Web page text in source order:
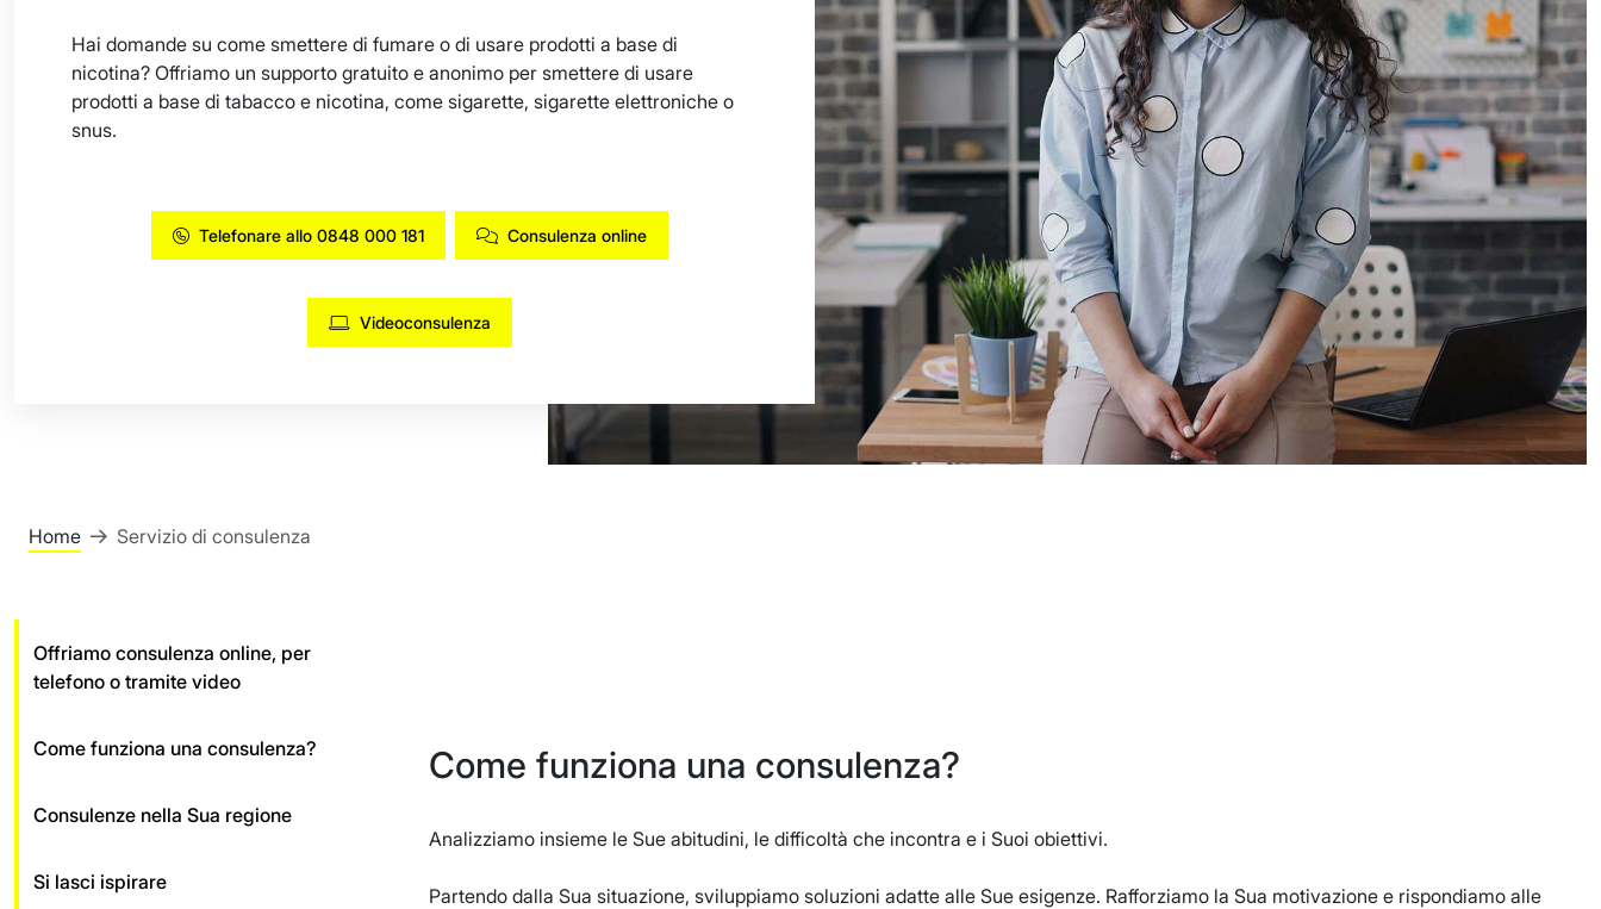
Hai domande su come smettere di fumare o di usare prodotti a base di
nicotina? Offriamo un supporto gratuito e anonimo per smettere di usare
prodotti a base di tabacco e nicotina, come sigarette, sigarette elettroniche o
snus.
Telefonare allo 0848 000 181 Consulenza online
Videoconsulenza
Home Servizio di consulenza
Offriamo consulenza online, per
telefono o tramite video
Come funziona una consulenza?
Consulenze nella Sua regione
Si lasci ispirare
Come funziona una consulenza?
Analizziamo insieme le Sue abitudini, le difficoltà che incontra e i Suoi obiettivi.
Partendo dalla Sua situazione, sviluppiamo soluzioni adatte alle Sue esigenze. Rafforziamo la Sua motivazione e rispondiamo alle